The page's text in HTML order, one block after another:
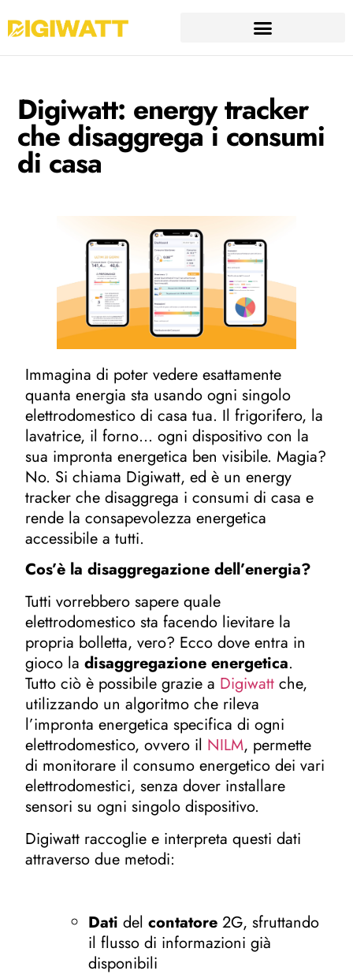
Digiwatt: energy tracker
che disaggrega i consumi
di casa
Immagina di poter vedere esattamente
quanta energia sta usando ogni singolo
elettrodomestico di casa tua. Il frigorifero, la
lavatrice, il forno… ogni dispositivo con la
sua impronta energetica ben visibile. Magia?
No. Si chiama Digiwatt, ed è un energy
tracker che disaggrega i consumi di casa e
rende la consapevolezza energetica
accessibile a tutti.
Cos’è la disaggregazione dell’energia?
Tutti vorrebbero sapere quale
elettrodomestico sta facendo lievitare la
propria bolletta, vero? Ecco dove entra in
gioco ladisaggregazione energetica.
Tutto ciò è possibile grazie a Digiwatt che,
utilizzando un algoritmo che rileva
l’impronta energetica specifica di ogni
elettrodomestico, ovvero il NILM, permette
di monitorare il consumo energetico dei vari
elettrodomestici, senza dover installare
sensori su ogni singolo dispositivo.
Digiwatt raccoglie e interpreta questi dati
attraverso due metodi:
Dati del contatore2G, sfruttando
il flusso di informazioni già
disponibili